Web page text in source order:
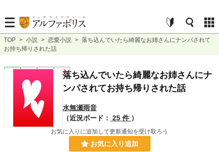
TOP > 小説 > 恋愛小説 > 落ち込んでいたら綺麗なお姉さんにナンパされて
お持ち帰りされた話
恋愛 完結 短編 R15落ち込んでいたら綺麗なお姉さんにナ
ンパされてお持ち帰りされた話
水無瀬雨音
（近況ボード： 25 件 ）
お気に入りに追加して更新通知を受け取ろう
お気に入り追加